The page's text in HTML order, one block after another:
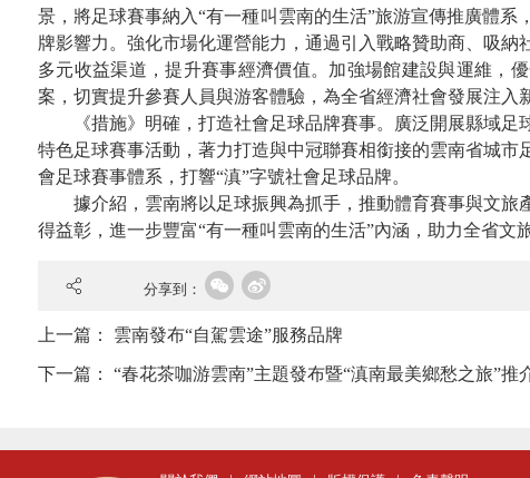
景，將足球賽事納入“有一種叫雲南的生活”旅游宣傳推廣體
牌影響力。強化市場化運營能力，通過引入戰略贊助商、吸
多元收益渠道，提升賽事經濟價值。加強場館建設與運維，
案，切實提升參賽人員與游客體驗，為全省經濟社會發展注入
《措施》明確，打造社會足球品牌賽事。廣泛開展縣域足
特色足球賽事活動，著力打造與中冠聯賽相銜接的雲南省城
會足球賽事體系，打響“滇”字號社會足球品牌。
據介紹，雲南將以足球振興為抓手，推動體育賽事與文旅
得益彰，進一步豐富“有一種叫雲南的生活”內涵，助力全省文
分享到：
上一篇： 雲南發布“自駕雲途”服務品牌
下一篇： “春花茶咖游雲南”主題發布暨“滇南最美鄉愁之旅”推